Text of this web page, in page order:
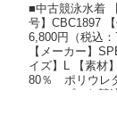
■中古競泳水着
号】CBC1897 【
6,800円（税込：
【メーカー】
イズ】L 【素材
80％ ポリウレ
のシンプルな競